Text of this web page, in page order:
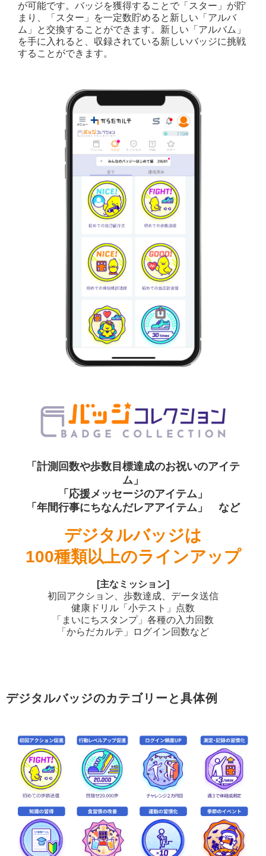
が可能です。バッジを獲得することで「スター」が貯
まり、「スター」を一定数貯めると新しい「アルバ
ム」と交換することができます。新しい「アルバム」
を手に入れると、収録されている新しいバッジに挑戦
することができます。
「計測回数や歩数目標達成のお祝いのアイテ
ム」
「応援メッセージのアイテム」
「年間行事にちなんだレアアイテム」 など
デジタルバッジは
100種類以上のラインアップ
[主なミッション]
初回アクション、歩数達成、データ送信
健康ドリル「小テスト」点数
「まいにちスタンプ」各種の入力回数
「からだカルテ」ログイン回数など
デジタルバッジのカテゴリーと具体例